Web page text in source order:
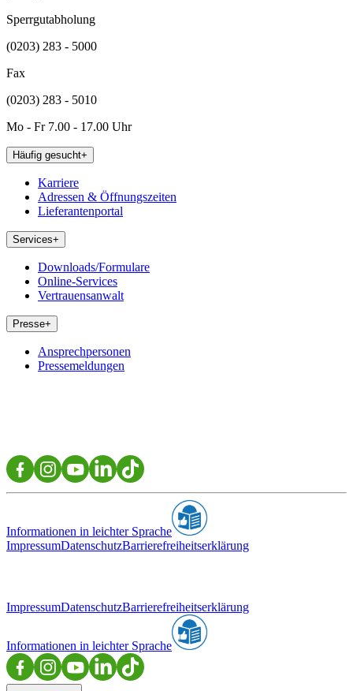
Sperrgutabholung
(0203) 283 - 5000
Fax
(0203) 283 - 5010
Mo - Fr 7.00 - 17.00 Uhr
Häufig gesucht+
Karriere
Adressen & Öffnungszeiten
Lieferantenportal
Services+
Downloads/Formulare
Online-Services
Vertrauensanwalt
Presse+
Ansprechpersonen
Pressemeldungen
Informationen in leichter Sprache
ImpressumDatenschutzBarrierefreiheitserklärung
ImpressumDatenschutzBarrierefreiheitserklärung
Informationen in leichter Sprache